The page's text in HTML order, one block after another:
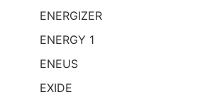
ENERGIZER
ENERGY 1
ENEUS
EXIDE